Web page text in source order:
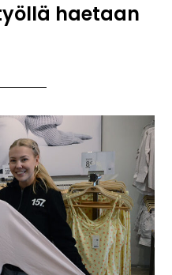
haetaan